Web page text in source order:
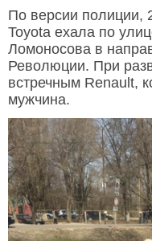
По версии полиции,
Toyota ехала по
Ломоносова в
Революции. При
встречным Renault,
мужчина.